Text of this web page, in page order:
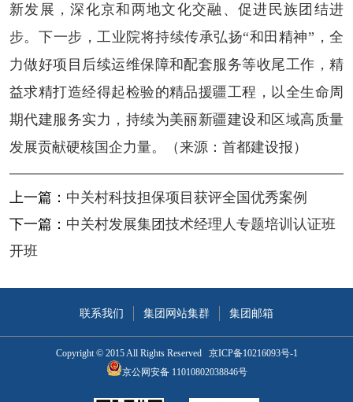
新发展，深化京和两地文化交融、促进民族团结进
步。下一步，工业院将持续传承弘扬“和田精神”，全
力做好项目后续运维保障和配套服务等收尾工作，精
益求精打造经得起检验的精品援疆工程，以全生命周
期代建服务实力，持续为美丽新疆建设和区域高质量
发展贡献硬核国企力量。（来源：首都建设报）
上一篇： 中关村科技担保项目获评全国优秀案例
下一篇： 中关村发展集团技术经理人专题培训认证班
开班
联系我们 集团网站集群 集团邮箱
Copyright © 2015 All Rights Reserved
京ICP备10216093号-1
京公网安备 11010802038846号